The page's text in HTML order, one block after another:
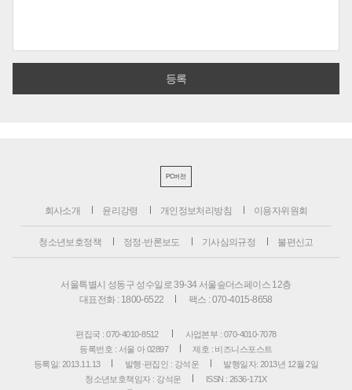
PC버전
회사소개 윤리강령 개인정보처리방침 이용자위원회
청소년보호정책 정정·반론보도 기사심의규정 불편신고
서울특별시 성동구 성수일로 39-34 서울숲더스페이스 12층
대표전화 : 1800-6522
팩스 : 070-4015-8658
편집국 : 070-4010-8512
사업본부 : 070-4010-7078
등록번호 : 서울 아 02897
제호 : 비즈니스포스트
등록일: 2013.11.13
발행·편집인 : 강석운
발행일자: 2013년 12월 2일
청소년보호책임자 : 강석운
ISSN : 2636-171X